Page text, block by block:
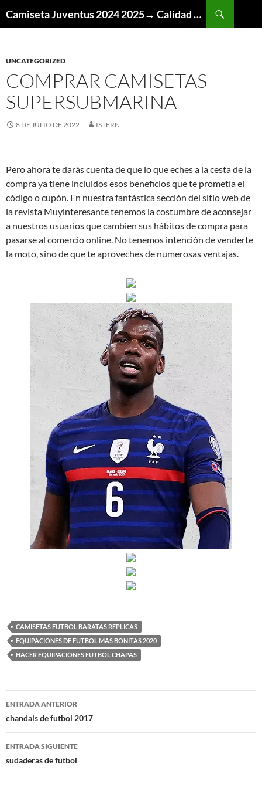
Camiseta Juventus 2024 2025→ Calidad Thai AAA
UNCATEGORIZED
COMPRAR CAMISETAS
SUPERSUBMARINA
8 DE JULIO DE 2022 ISTERN
Pero ahora te darás cuenta de que lo que eches a la cesta de la
compra ya tiene incluidos esos beneficios que te prometía el
código o cupón. En nuestra fantástica sección del sitio web de
la revista Muyinteresante tenemos la costumbre de aconsejar
a nuestros usuarios que cambien sus hábitos de compra para
pasarse al comercio online. No tenemos intención de venderte
la moto, sino de que te aproveches de numerosas ventajas.
CAMISETAS FUTBOL BARATAS REPLICAS
EQUIPACIONES DE FUTBOL MAS BONITAS 2020
HACER EQUIPACIONES FUTBOL CHAPAS
Navegación
de
entradas
ENTRADA ANTERIOR
chandals de futbol 2017
ENTRADA SIGUIENTE
sudaderas de futbol